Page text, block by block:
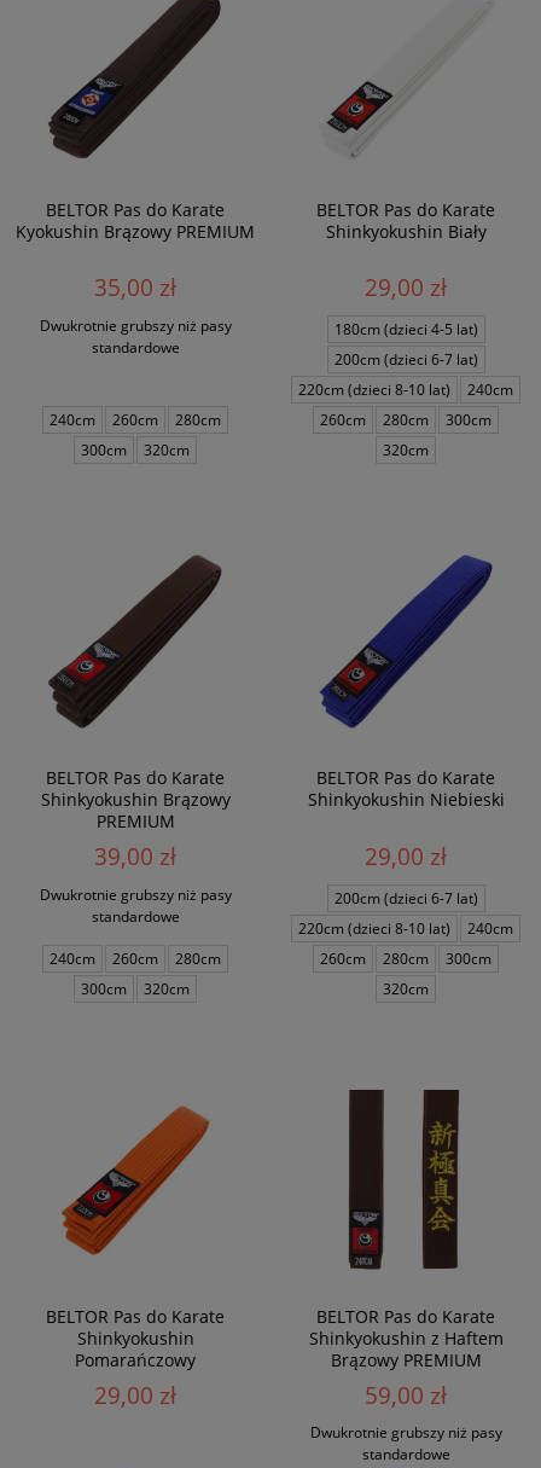
BELTOR Pas do Karate
Kyokushin Brązowy PREMIUM
35,00 zł
Dwukrotnie grubszy niż pasy
standardowe
240cm 260cm
280cm
300cm
320cm
BELTOR Pas do Karate
Shinkyokushin Biały
29,00 zł
180cm (dzieci 4-5 lat)
200cm (dzieci 6-7 lat)
220cm (dzieci 8-10 lat)
240cm
260cm
280cm
300cm
320cm
BELTOR Pas do Karate
Shinkyokushin Brązowy
PREMIUM
39,00 zł
Dwukrotnie grubszy niż pasy
standardowe
240cm 260cm
280cm
300cm
320cm
BELTOR Pas do Karate
Shinkyokushin Niebieski
29,00 zł
200cm (dzieci 6-7 lat)
220cm (dzieci 8-10 lat)
240cm
260cm
280cm
300cm
320cm
BELTOR Pas do Karate
Shinkyokushin
Pomarańczowy
29,00 zł
BELTOR Pas do Karate
Shinkyokushin z Haftem
Brązowy PREMIUM
59,00 zł
Dwukrotnie grubszy niż pasy
standardowe